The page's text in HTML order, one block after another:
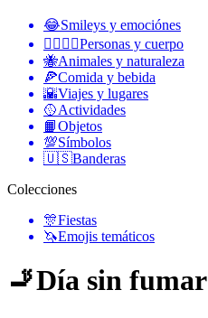
😂Smileys y emociónes
👩‍❤️‍💋‍👨Personas y cuerpo
🐝Animales y naturaleza
🍕Comida y bebida
🌇Viajes y lugares
🥎Actividades
📙Objetos
💯Símbolos
🇺🇸Banderas
Colecciones
🎊Fiestas
🦄Emojis temáticos
🚬Día sin fumar